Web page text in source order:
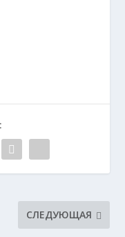
СЛЕДУЮЩАЯ